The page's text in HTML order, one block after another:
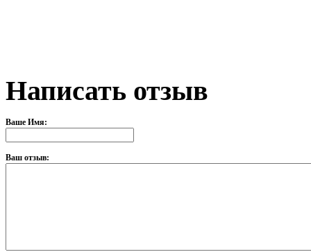
Написать отзыв
Ваше Имя:
Ваш отзыв: